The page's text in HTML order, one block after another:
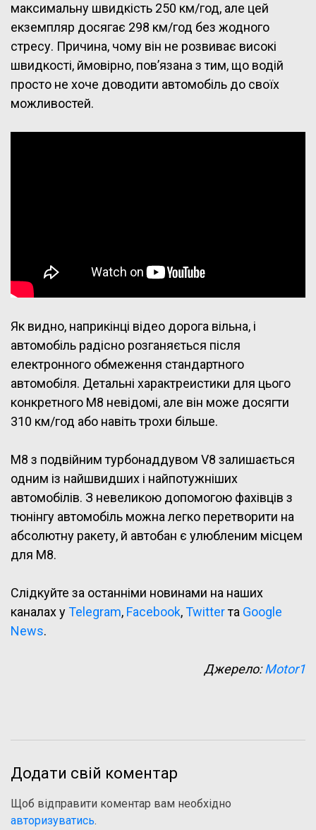
максимальну швидкість 250 км/год, але цей
екземпляр досягає 298 км/год без жодного
стресу. Причина, чому він не розвиває високі
швидкості, ймовірно, пов’язана з тим, що водій
просто не хоче доводити автомобіль до своїх
можливостей.
Як видно, наприкінці відео дорога вільна, і
автомобіль радісно розганяється після
електронного обмеження стандартного
автомобіля. Детальні характреистики для цього
конкретного М8 невідомі, але він може досягти
310 км/год або навіть трохи більше.
M8 з подвійним турбонаддувом V8 залишається
одним із найшвидших і найпотужніших
автомобілів. З невеликою допомогою фахівців з
тюнінгу автомобіль можна легко перетворити на
абсолютну ракету, й автобан є улюбленим місцем
для M8.
Слідкуйте за останніми новинами на наших
каналах уTelegram, Facebook,Twitterта Google
News.
Джерело:Motor1
Додати свій коментар
Щоб відправити коментар вам необхідно
авторизуватись.